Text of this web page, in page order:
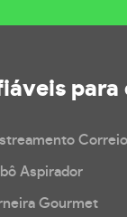
para
Aspirador
Gourmet